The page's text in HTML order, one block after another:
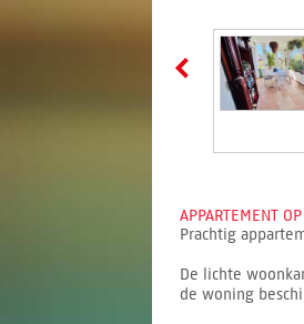
APPARTEMENT
Prachtig
De lichte
de woning